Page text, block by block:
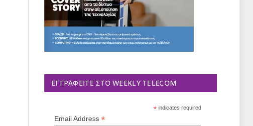
ΕΓΓΡΑΦΕΊΤΕ ΣΤΟ WEEKLY TELECOM
*indicates required
Email Address *